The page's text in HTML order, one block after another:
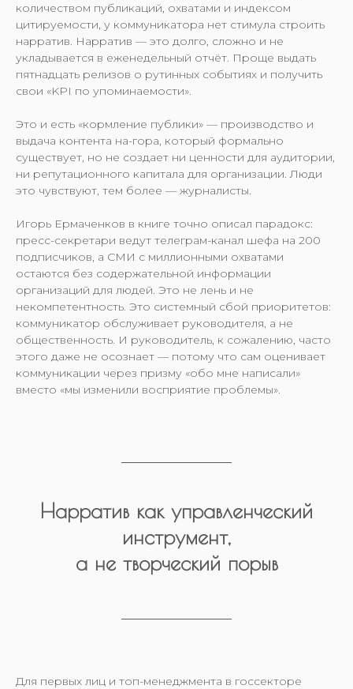
количеством публикаций, охватами и индексом
цитируемости, у коммуникатора нет стимула строить
нарратив. Нарратив — это долго, сложно и не
укладывается в еженедельный отчёт. Проще выдать
пятнадцать релизов о рутинных событиях и получить
свои «KPI по упоминаемости».
Это и есть «кормление публики» — производство и
выдача контента на-гора, который формально
существует, но не создает ни ценности для аудитории,
ни репутационного капитала для организации. Люди
это чувствуют, тем более — журналисты.
Игорь Ермаченков в книге точно описал парадокс:
пресс-секретари ведут телеграм-канал шефа на 200
подписчиков, а СМИ с миллионными охватами
остаются без содержательной информации
организаций для людей. Это не лень и не
некомпетентность. Это системный сбой приоритетов:
коммуникатор обслуживает руководителя, а не
общественность. И руководитель, к сожалению, часто
этого даже не осознает — потому что сам оценивает
коммуникации через призму «обо мне написали»
вместо «мы изменили восприятие проблемы».
Нарратив как управленческий
инструмент,
а не творческий порыв
Для первых лиц и топ-менеджмента в госсекторе